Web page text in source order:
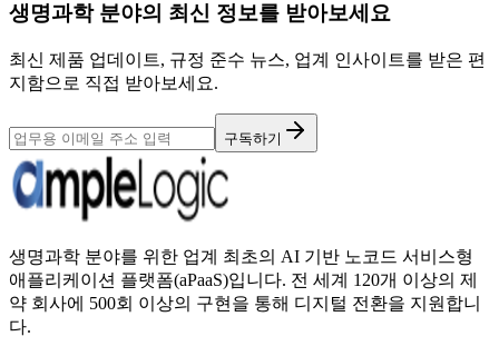
생명과학 분야의 최신 정보를 받아보세요
최신 제품 업데이트, 규정 준수 뉴스, 업계 인사이트를 받은 편
지함으로 직접 받아보세요.
구독하기
생명과학 분야를 위한 업계 최초의 AI 기반 노코드 서비스형
애플리케이션 플랫폼(aPaaS)입니다. 전 세계 120개 이상의 제
약 회사에 500회 이상의 구현을 통해 디지털 전환을 지원합니
다.